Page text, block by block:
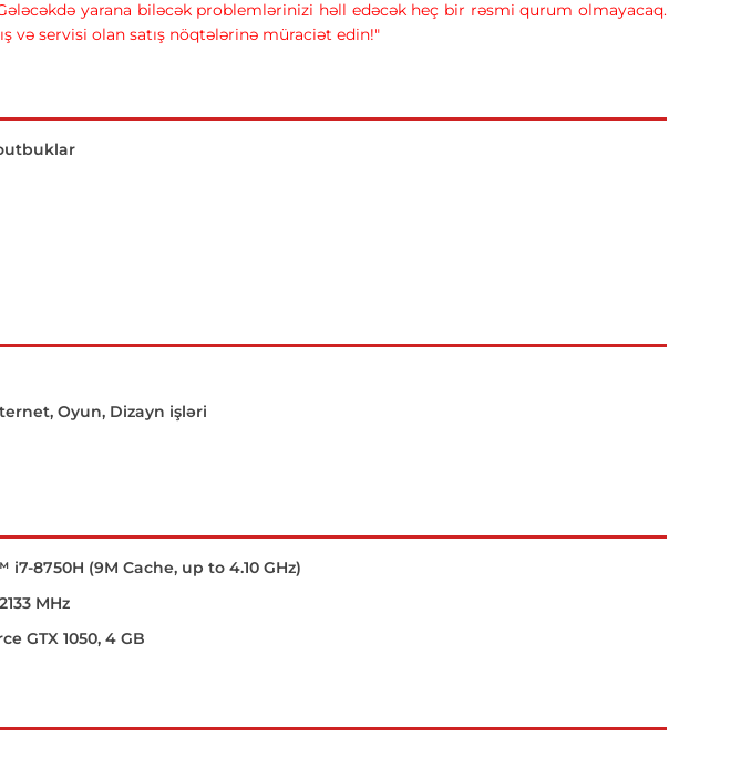
yarana biləcək problemlərinizi həll edəcək heç bir rəsmi qurum olmayacaq.
və servisi olan satış nöqtələrinə müraciət edin!"
Oyun, Dizayn işləri
8750H (9M Cache, up to 4.10 GHz)
MHz
GTX 1050, 4 GB